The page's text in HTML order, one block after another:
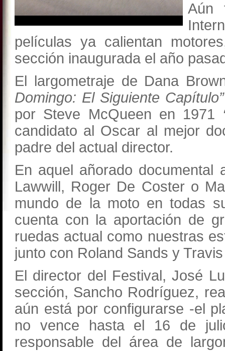
Aún
películas ya calientan
sección inaugurada el año
El largometraje de Dana
Domingo: El Siguiente Capítulo”
por Steve McQueen en 1971
candidato al Oscar al mejor
padre del actual director.
En aquel añorado documental
Lawwill, Roger De Coster o
mundo de la moto en todas
cuenta con la aportación de
ruedas actual como nuestras
junto con Roland Sands y
El director del Festival, José
sección, Sancho Rodríguez,
aún está por configurarse -el
no vence hasta el 16 de
responsable del área de